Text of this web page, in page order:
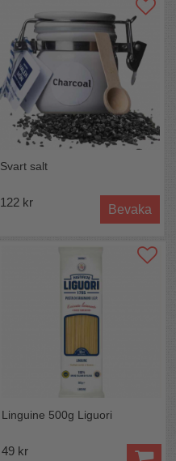
Svart salt
122 kr
Bevaka
Linguine 500g Liguori
49 kr